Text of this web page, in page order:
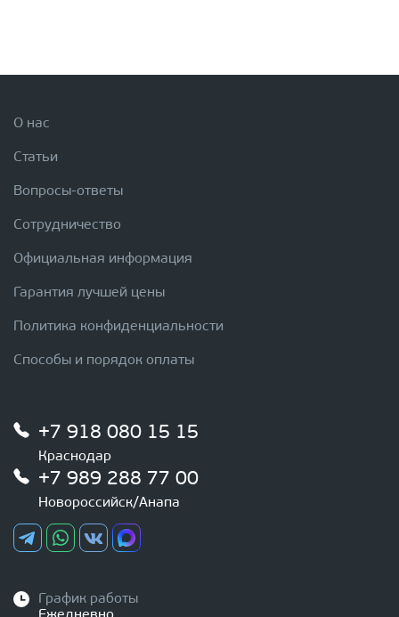
О нас
Статьи
Вопросы-ответы
Сотрудничество
Официальная информация
Гарантия лучшей цены
Политика конфиденциальности
Способы и порядок оплаты
+7 918 080 15 15
Краснодар
+7 989 288 77 00
Новороссийск/Анапа
График работы